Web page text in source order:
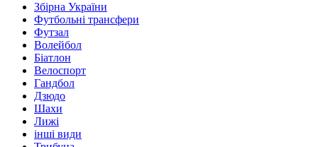
Збірна України
Футбольні трансфери
Футзал
Волейбол
Біатлон
Велоспорт
Гандбол
Дзюдо
Шахи
Лижі
інші види